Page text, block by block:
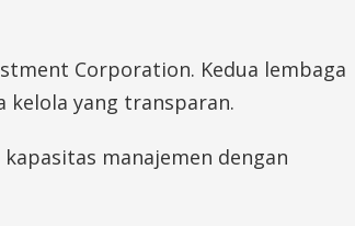
Corporation. Kedua lembaga
yang transparan.
manajemen dengan